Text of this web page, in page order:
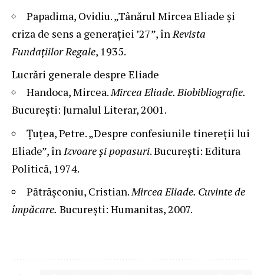
Papadima, Ovidiu. „Tânărul Mircea Eliade și
criza de sens a generației ’27”, în Revista
Fundațiilor Regale, 1935.
Lucrări generale despre Eliade
Handoca, Mircea.Mircea Eliade. Biobibliografie.
București: Jurnalul Literar, 2001.
Ţuţea, Petre. „Despre confesiunile tinereții lui
Eliade”, în Izvoare și popasuri. București: Editura
Politică, 1974.
Pătrășconiu, Cristian.Mircea Eliade. Cuvinte de
împăcare. București: Humanitas, 2007.